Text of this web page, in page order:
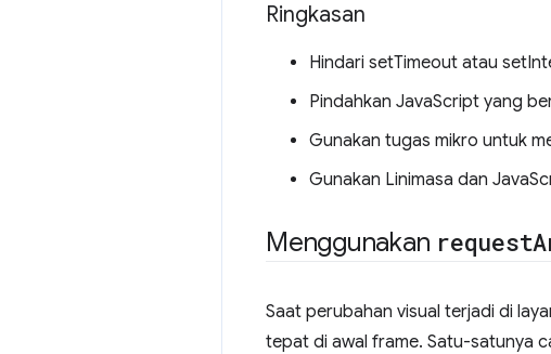
Ringkasan
Hindari setTimeout atau
Pindahkan JavaScript yang
Gunakan tugas mikro untuk
Gunakan Linimasa dan
Menggunakan request
Saat perubahan visual terjadi di
tepat di awal frame. Satu-satunya